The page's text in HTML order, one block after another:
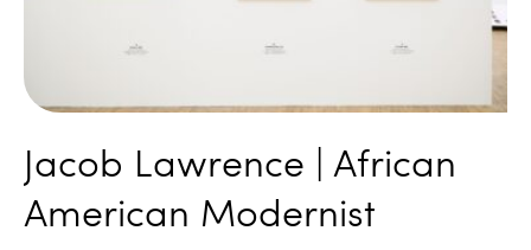
Jacob Lawrence | African
American Modernist